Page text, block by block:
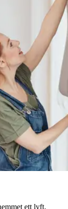
ett lyft.